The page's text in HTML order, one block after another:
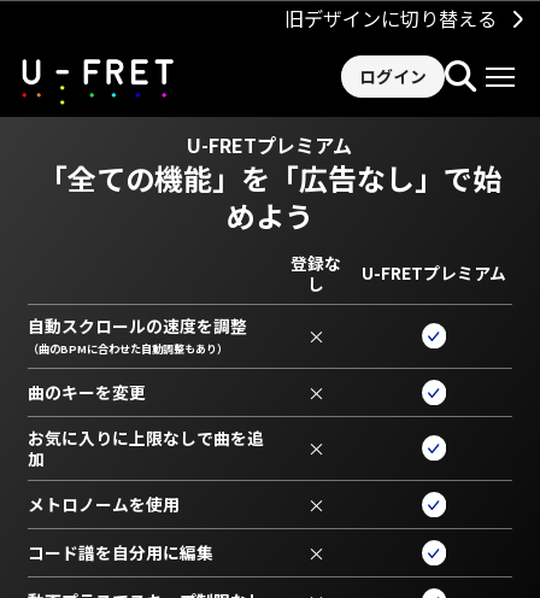
旧デザインに切り替える
ログイン
U-FRETプレミアム
「全ての機能」を 「広告なし」で始
めよう
登録な
し
U-FRETプレミアム
自動スクロールの速度を調整
（曲のBPMに合わせた自動調整もあり） ×
曲のキーを変更 ×
お気に入りに上限なしで曲を追
加
×
メトロノームを使用 ×
コード譜を自分用に編集 ×